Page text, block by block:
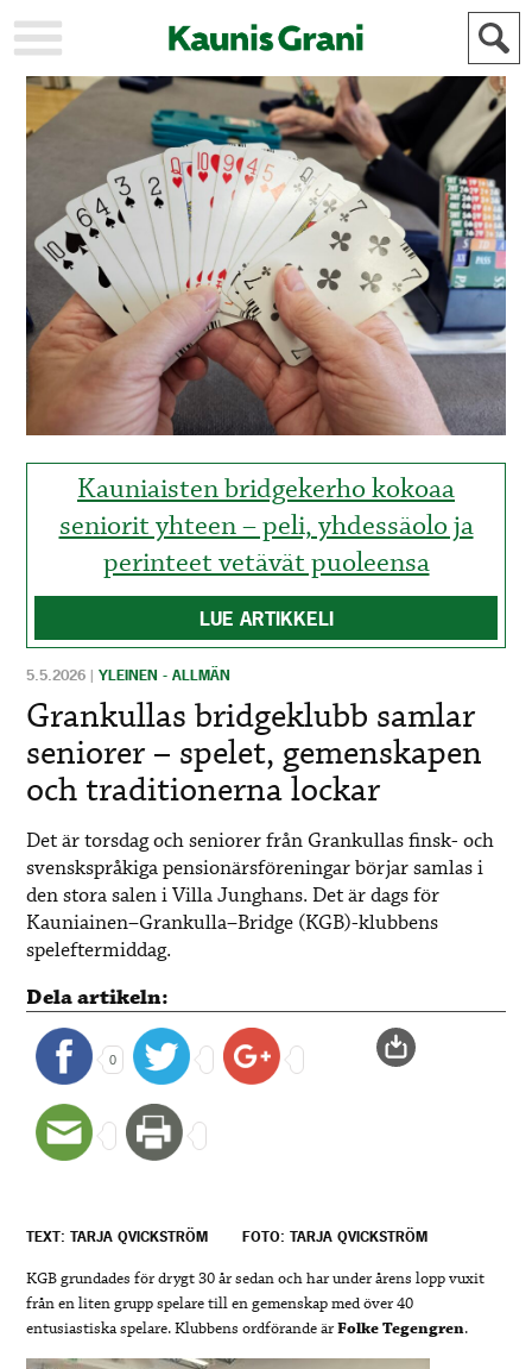
KAUPUNKI
STADEN
AJANKOHTAISTA
AKTUELLT
URHEILU
IDROTT
KULTTUURI
KULTUR
HISTORIA
HISTORIA
YLEINEN
ALLMÄN
MAINOSTAJILLE
FÖR
ANNONSÖRER
Kauniaisten bridgekerho kokoaa
seniorit yhteen – peli, yhdessäolo ja
perinteet vetävät puoleensa
LUE ARTIKKELI
5.5.2026 |YLEINEN - ALLMÄN
Grankullas bridgeklubb samlar
seniorer – spelet, gemenskapen
och traditionerna lockar
Det är torsdag och seniorer från Grankullas finsk- och
svenskspråkiga pensionärsföreningar börjar samlas i
den stora salen i Villa Junghans. Det är dags för
Kauniainen–Grankulla–Bridge (KGB)-klubbens
speleftermiddag.
Dela artikeln:
0
TEXT: TARJA QVICKSTRÖM FOTO: TARJA QVICKSTRÖM
KGB grundades för drygt 30 år sedan och har under årens lopp vuxit
från en liten grupp spelare till en gemenskap med över 40
entusiastiska spelare. Klubbens ordförande ärFolke Tegengren.